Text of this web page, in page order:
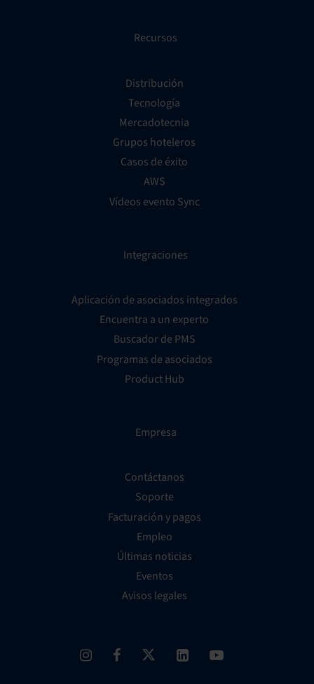
Recursos
Distribución
Tecnología
Mercadotecnia
Grupos hoteleros
Casos de éxito
AWS
Vídeos evento Sync
Integraciones
Aplicación de asociados integrados
Encuentra a un experto
Buscador de PMS
Programas de asociados
Product Hub
Empresa
Contáctanos
Soporte
Facturación y pagos
Empleo
Últimas noticias
Eventos
Avisos legales